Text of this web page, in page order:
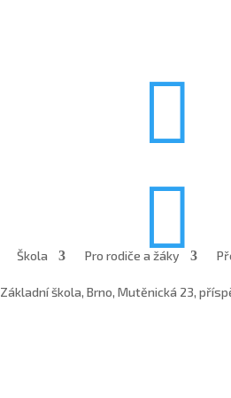


Základní škola, Brno, Mutěnická 23,
Škola Pro rodiče a žáky